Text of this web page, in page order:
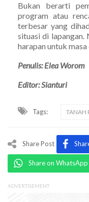
Bukan berarti
program atau
terbesar yang
situasi di lapangan.
harapan untuk
Penulis: Elea Worom
Editor: Sianturi
Tags: TANAH
Share Post
Share on WhatsApp
ADVERTISEMENT